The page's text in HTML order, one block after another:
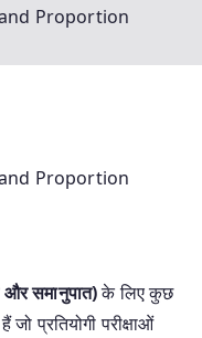
Proportion
Proportion
समानुपात)के लिए कुछ
जो प्रतियोगी परीक्षाओं